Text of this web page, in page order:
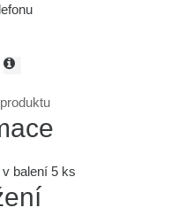
balení 5 ks